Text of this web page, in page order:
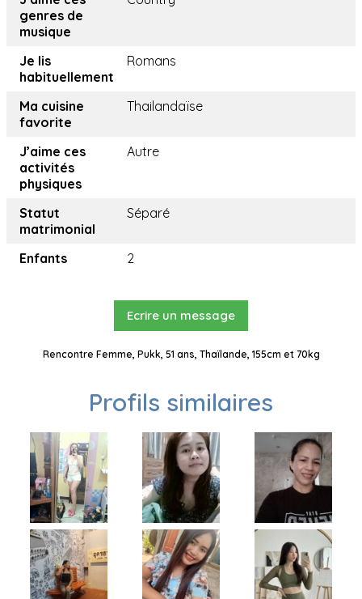
genres de
musique
Je lis
habituellement
Romans
Ma cuisine
favorite
Thailandaïse
J’aime ces
activités
physiques
Autre
Statut
matrimonial
Séparé
Enfants 2
Ecrire un message
Rencontre Femme, Pukk, 51 ans, Thaïlande, 155cm et 70kg
Profils similaires